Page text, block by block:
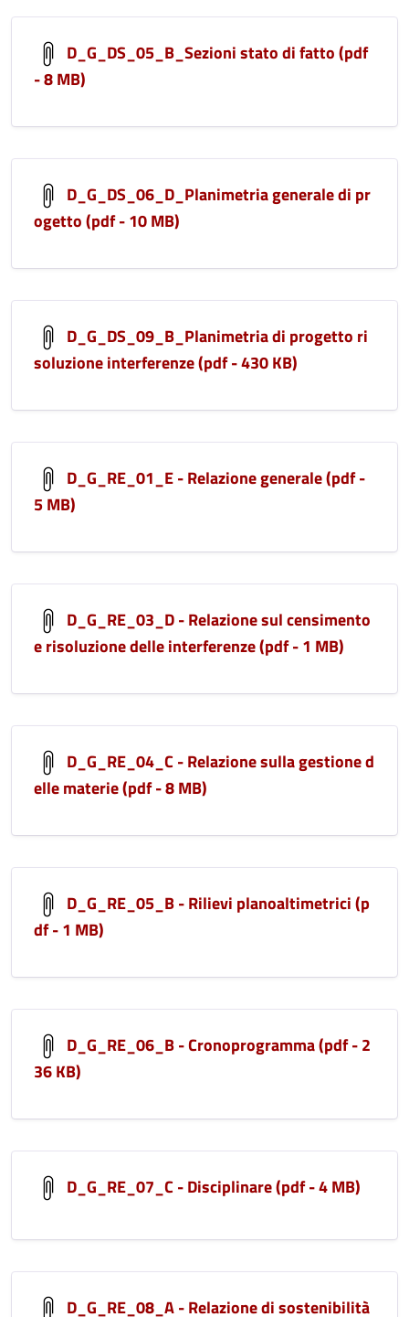
D_G_DS_05_B_Sezioni stato di fatto (pdf
- 8 MB)
D_G_DS_06_D_Planimetria generale di pr
ogetto (pdf - 10 MB)
D_G_DS_09_B_Planimetria di progetto ri
soluzione interferenze (pdf - 430 KB)
D_G_RE_01_E - Relazione generale (pdf -
5 MB)
D_G_RE_03_D - Relazione sul censimento
e risoluzione delle interferenze (pdf - 1 MB)
D_G_RE_04_C - Relazione sulla gestione d
elle materie (pdf - 8 MB)
D_G_RE_05_B - Rilievi planoaltimetrici (p
df - 1 MB)
D_G_RE_06_B - Cronoprogramma (pdf - 2
36 KB)
D_G_RE_07_C - Disciplinare (pdf - 4 MB)
D_G_RE_08_A - Relazione di sostenibilità